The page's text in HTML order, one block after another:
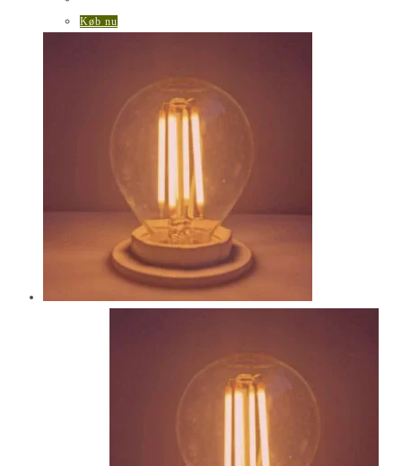
Køb nu